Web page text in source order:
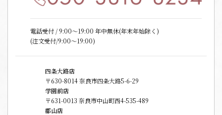
電話受付 / 9:00〜19:00 年中無休(年末年始除く)
(注文受付/9:00～19:00)
四条大路店
〒630-8014 奈良市四条大路5-6-29
学園前店
〒631-0013 奈良市中山町西4-535-489
郡山店